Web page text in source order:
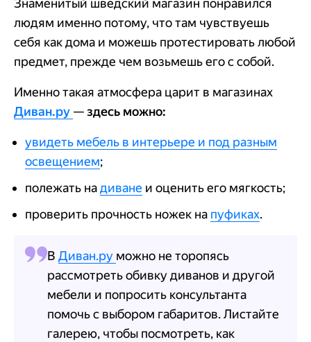
Знаменитый шведский магазин понравился
людям именно потому, что там чувствуешь
себя как дома и можешь протестировать любой
предмет, прежде чем возьмешь его с собой.
Именно такая атмосфера царит в магазинах
Диван.ру —здесь можно:
увидеть мебель в интерьере и под разным
освещением;
полежать надиване и оценить его мягкость;
проверить прочность ножек на пуфиках.
В Диван.ру можно не торопясь
рассмотреть обивку диванов и другой
мебели и попросить консультанта
помочь с выбором габаритов. Листайте
галерею, чтобы посмотреть, как